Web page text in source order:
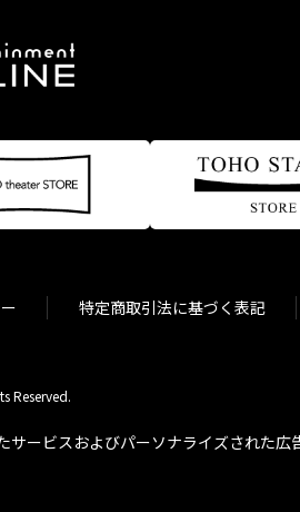
特定商取引法に基づく表記
Reserved.
ービスおよびパーソナライズされた